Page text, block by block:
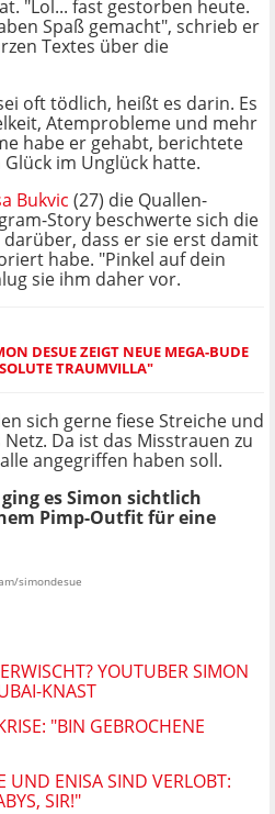
"Lol... fast gestorben heute.
Spaß gemacht", schrieb er
Textes über die
oft tödlich, heißt es darin. Es
Atemprobleme und mehr
habe er gehabt, berichtete
im Unglück hatte.
Bukvic (27) die Quallen-
Story beschwerte sich die
dass er sie erst damit
habe. "Pinkel auf dein
sie ihm daher vor.
DESUE ZEIGT NEUE MEGA-BUDE
TRAUMVILLA"
sich gerne fiese Streiche und
Da ist das Misstrauen zu
angegriffen haben soll.
es Simon sichtlich
Pimp-Outfit für eine
simondesue
YOUTUBER SIMON
KNAST
"BIN GEBROCHENE
UND ENISA SIND VERLOBT:
SIR!"